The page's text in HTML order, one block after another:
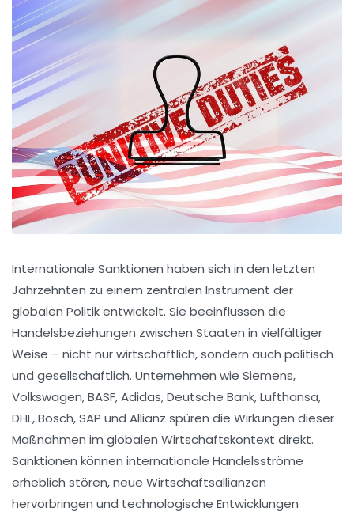
Internationale Sanktionen haben sich in den letzten
Jahrzehnten zu einem zentralen Instrument der
globalen Politik entwickelt. Sie beeinflussen die
Handelsbeziehungen zwischen Staaten in vielfältiger
Weise – nicht nur wirtschaftlich, sondern auch politisch
und gesellschaftlich. Unternehmen wie Siemens,
Volkswagen, BASF, Adidas, Deutsche Bank, Lufthansa,
DHL, Bosch, SAP und Allianz spüren die Wirkungen dieser
Maßnahmen im globalen Wirtschaftskontext direkt.
Sanktionen können internationale Handelsströme
erheblich stören, neue Wirtschaftsallianzen
hervorbringen und technologische Entwicklungen